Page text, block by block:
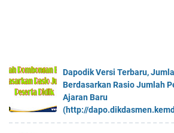
Dapodik Versi Terbaru,
Berdasarkan Rasio Jumlah
Ajaran Baru
(http://